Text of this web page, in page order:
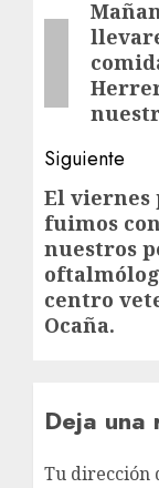
de
Entrada
anterior:
Siguiente
Siguiente
entrada:
El viernes
fuimos con
nuestros
centro
Ocaña.
Deja una
Tu dirección